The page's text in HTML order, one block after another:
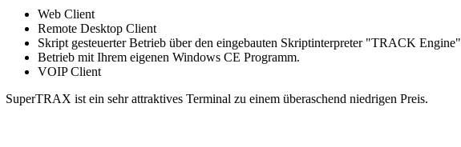
Web Client
Remote Desktop Client
Skript gesteuerter Betrieb über den eingebauten Skriptinterpreter "TRACK Engine"
Betrieb mit Ihrem eigenen Windows CE Programm.
VOIP Client
SuperTRAX ist ein sehr attraktives Terminal zu einem überaschend niedrigen Preis.